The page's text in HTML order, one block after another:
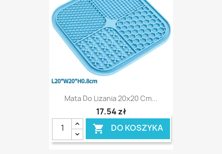
Mata Do Lizania 20x20 Cm...
17,54 zł
 DO KOSZYKA